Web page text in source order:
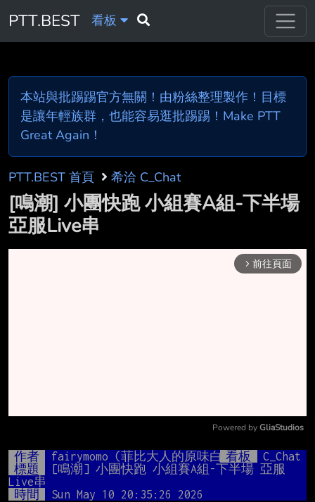
PTT.BEST 看板
本站與批踢踢官方無關！由粉絲整理製作！目標
是讓年輕族群，也能容易逛批踢踢！Make PTT
Great Again！
PTT.BEST 首頁 希洽 C_Chat
[鳴潮] 小團快跑 小組賽A組-下半場
亞服Live串
arrow_forward_ios 前往頁面
Mute
Powered by GliaStudios
作者 fairymomo (菲比大人的原味白絲)
看板
C_Chat
標題
[鳴潮] 小團快跑 小組賽A組-下半場 亞服
Live串
時間
Sun May 10 20:35:26 2026